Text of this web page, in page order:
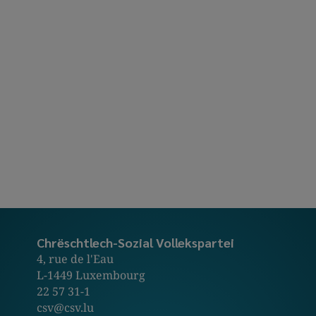
Chrëschtlech-Sozial Vollekspartei
4, rue de l'Eau
L-1449 Luxembourg
22 57 31-1
csv@csv.lu